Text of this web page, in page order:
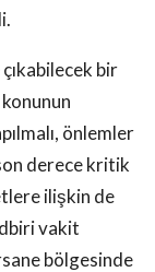
bir
önlemler
derece kritik
ilişkin de
vakit
bölgesinde